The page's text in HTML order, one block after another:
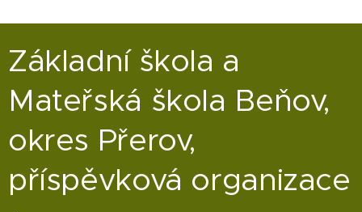
Základní škola a
Mateřská škola Beňov,
okres Přerov,
příspěvková organizace